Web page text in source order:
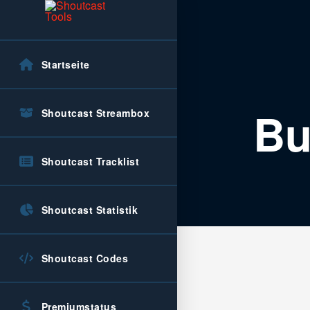
Startseite
Shoutcast Streambox
Shoutcast Tracklist
Shoutcast Statistik
Shoutcast Codes
Premiumstatus